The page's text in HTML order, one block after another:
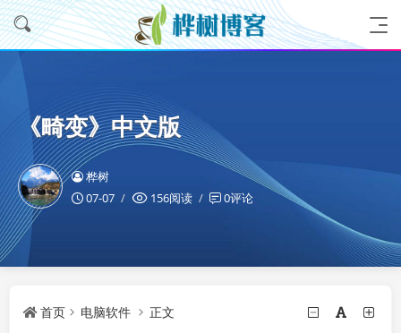
《畸变》中文版
桦树
07-07
156阅读 0评论
首页 电脑软件 正文